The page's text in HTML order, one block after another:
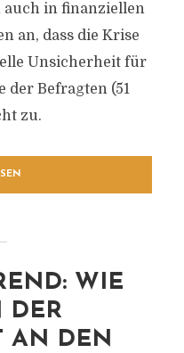
auch in finanziellen
an, dass die Krise
Unsicherheit für
der Befragten (51
zu.
WIE
DER
AN DEN